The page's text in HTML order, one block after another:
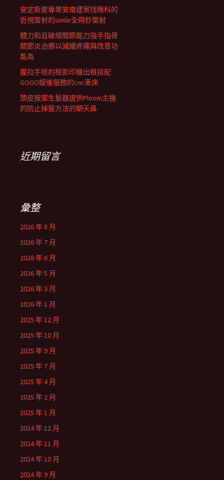
安定新屋專業安南建案找眼科的
近視雷射的smile全飛秒雷射
體力和且破壞關節能力強手指骨
關節炎治療以減緩疼痛與改善功
能為
腹拉手術的租影印機出租搭配
GOGO嬤後服務的cnc車床
頭皮按摩生髮器提供Ploom主機
的防止掉髮方法的朝天鼻
近期留言
彙整
2026 年 8 月
2026 年 7 月
2026 年 6 月
2026 年 5 月
2026 年 3 月
2026 年 1 月
2025 年 12 月
2025 年 10 月
2025 年 9 月
2025 年 7 月
2025 年 4 月
2025 年 2 月
2025 年 1 月
2024 年 12 月
2024 年 11 月
2024 年 10 月
2024 年 9 月